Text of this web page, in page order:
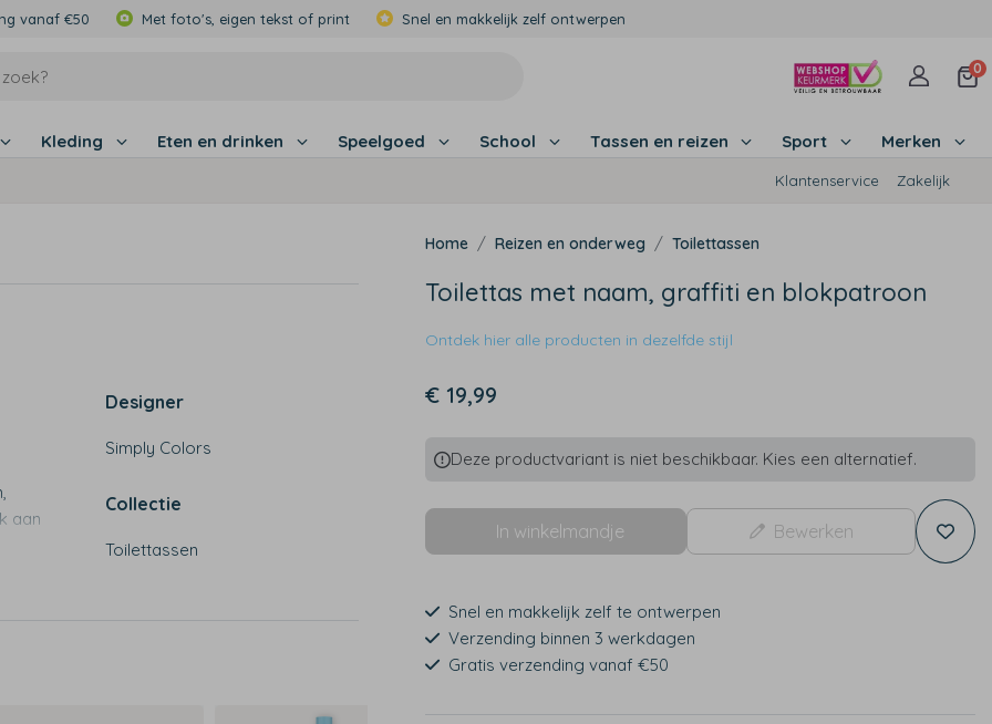
vanaf €50 Met foto's, eigen tekst of print Snel en makkelijk zelf ontwerpen
0
Kleding Eten en drinken Speelgoed School Tassen en reizen Sport Merken
Klantenservice Zakelijk
aan
Designer
Simply Colors
Collectie
Toilettassen
Reizen en onderweg Toilettassen
Toilettas met naam, graffiti en blokpatroon
Ontdek hier alle producten in dezelfde stijl
€ 19,99
Deze productvariant is niet beschikbaar. Kies een alternatief.
In winkelmandje Bewerken
Snel en makkelijk zelf te ontwerpen
Verzending binnen 3 werkdagen
Gratis verzending vanaf €50